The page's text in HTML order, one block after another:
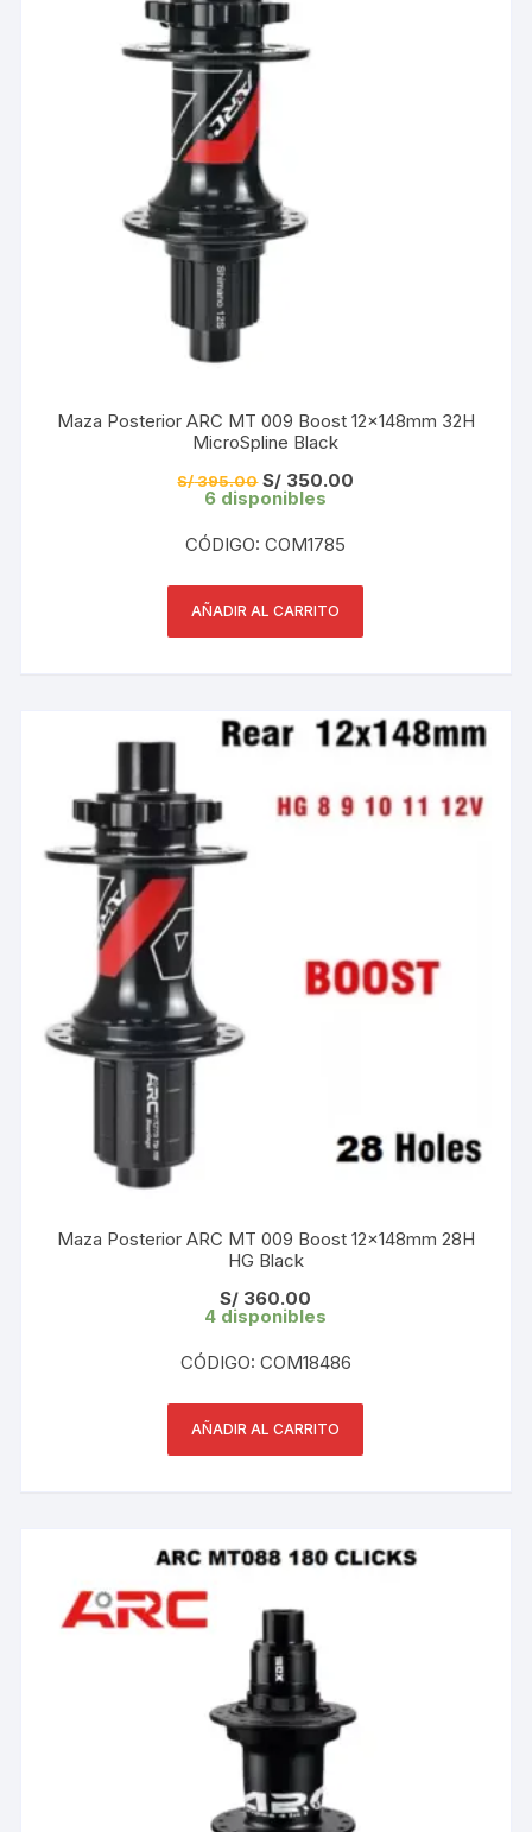
Maza Posterior ARC MT 009 Boost 12x148mm 32H
MicroSpline Black
S/395.00 El
precio
S/ 395.00.
S/ 350.00
6 disponibles
CÓDIGO: COM1785
AÑADIR AL CARRITO
Maza Posterior ARC MT 009 Boost 12x148mm 28H
HG Black
S/ 360.00
4 disponibles
CÓDIGO: COM18486
AÑADIR AL CARRITO